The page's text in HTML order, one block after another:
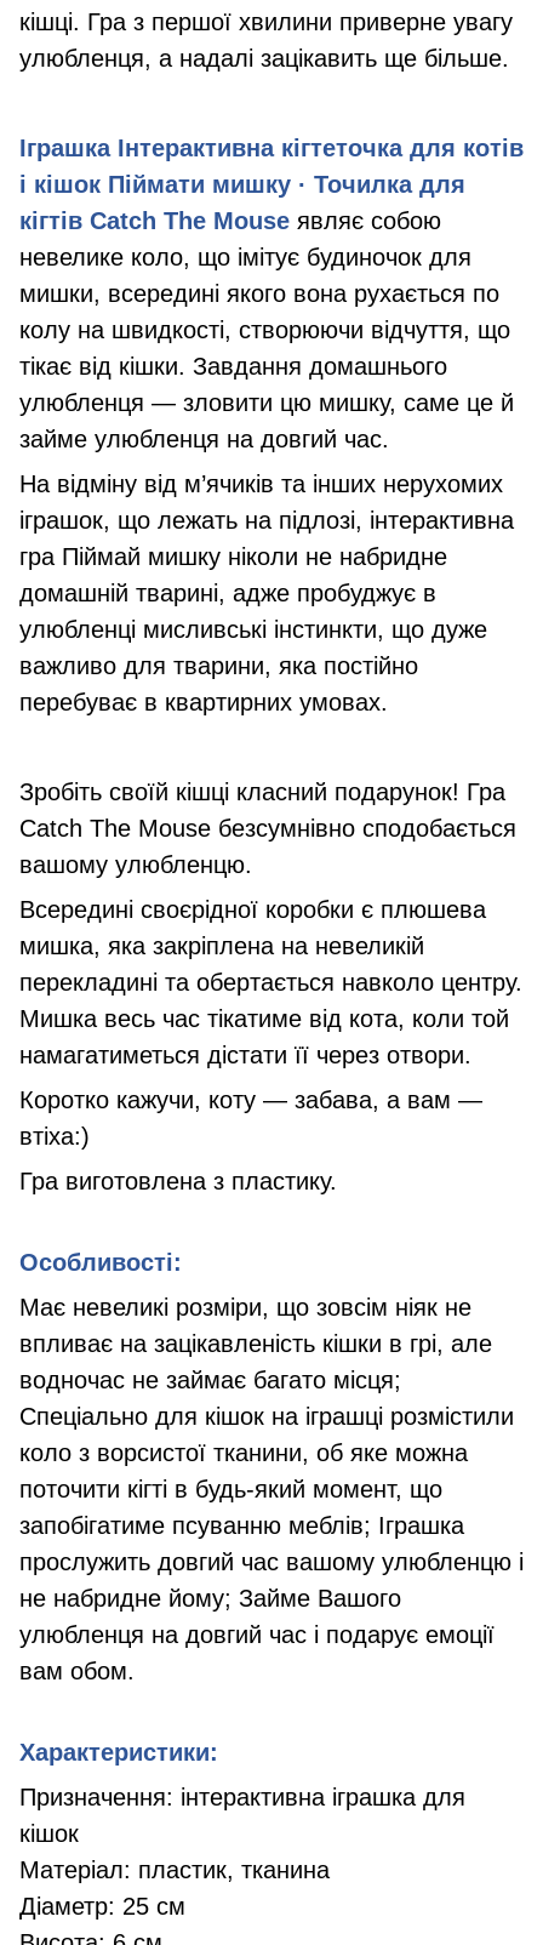
кішці. Гра з першої хвилини приверне увагу
улюбленця, а надалі зацікавить ще більше.
Іграшка Інтерактивна кігтеточка для котів
і кішок Піймати мишку · Точилка для
кігтів Catch The Mouse являє собою
невелике коло, що імітує будиночок для
мишки, всередині якого вона рухається по
колу на швидкості, створюючи відчуття, що
тікає від кішки. Завдання домашнього
улюбленця — зловити цю мишку, саме це й
займе улюбленця на довгий час.
На відміну від м’ячиків та інших нерухомих
іграшок, що лежать на підлозі, інтерактивна
гра Піймай мишку ніколи не набридне
домашній тварині, адже пробуджує в
улюбленці мисливські інстинкти, що дуже
важливо для тварини, яка постійно
перебуває в квартирних умовах.
Зробіть своїй кішці класний подарунок! Гра
Catch The Mouse безсумнівно сподобається
вашому улюбленцю.
Всередині своєрідної коробки є плюшева
мишка, яка закріплена на невеликій
перекладині та обертається навколо центру.
Мишка весь час тікатиме від кота, коли той
намагатиметься дістати її через отвори.
Коротко кажучи, коту — забава, а вам —
втіха:)
Гра виготовлена з пластику.
Особливості:
Має невеликі розміри, що зовсім ніяк не
впливає на зацікавленість кішки в грі, але
водночас не займає багато місця;
Спеціально для кішок на іграшці розмістили
коло з ворсистої тканини, об яке можна
поточити кігті в будь-який момент, що
запобігатиме псуванню меблів; Іграшка
прослужить довгий час вашому улюбленцю і
не набридне йому; Займе Вашого
улюбленця на довгий час і подарує емоції
вам обом.
Характеристики:
Призначення: інтерактивна іграшка для
кішок
Матеріал: пластик, тканина
Діаметр: 25 см